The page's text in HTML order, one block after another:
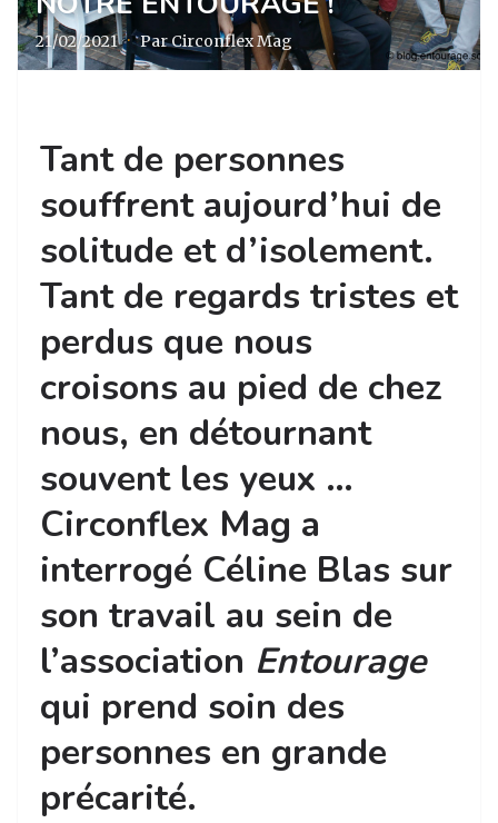
21/02/2021 · Par Circonflex Mag
Tant de personnes
souffrent aujourd’hui de
solitude et d’isolement.
Tant de regards tristes et
perdus que nous
croisons au pied de chez
nous, en détournant
souvent les yeux …
Circonflex Mag a
interrogé Céline Blas sur
son travail au sein de
l’association Entourage
qui prend soin des
personnes en grande
précarité.